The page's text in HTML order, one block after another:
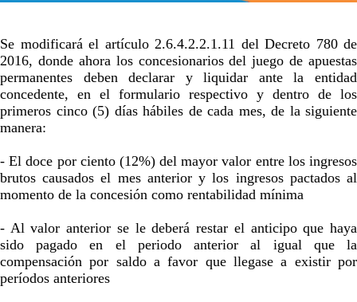
Se modificará el artículo 2.6.4.2.2.1.11 del Decreto 780 de
2016, donde ahora los concesionarios del juego de apuestas
permanentes deben declarar y liquidar ante la entidad
concedente, en el formulario respectivo y dentro de los
primeros cinco (5) días hábiles de cada mes, de la siguiente
manera:
- El doce por ciento (12%) del mayor valor entre los ingresos
brutos causados el mes anterior y los ingresos pactados al
momento de la concesión como rentabilidad mínima
- Al valor anterior se le deberá restar el anticipo que haya
sido pagado en el periodo anterior al igual que la
compensación por saldo a favor que llegase a existir por
períodos anteriores